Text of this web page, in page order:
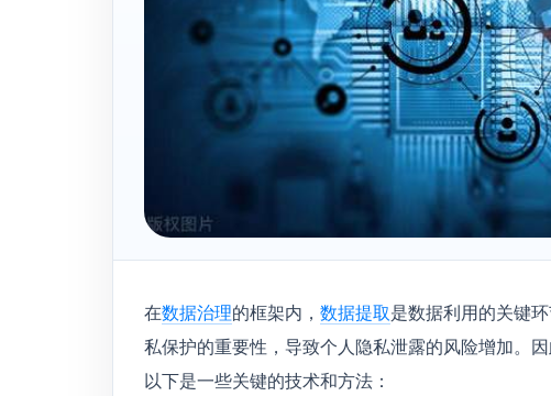
在数据治理的框架内， 数据提取是数据利用的关键
私保护的重要性，导致个人隐私泄露的风险增加。
以下是一些关键的技术和方法：